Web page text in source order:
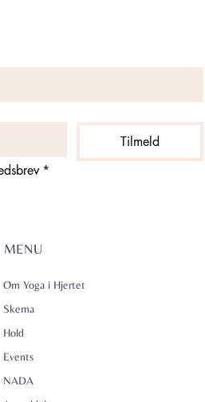
Tilmeld
*
MENU
Om Yoga i Hjertet
Skema
Hold
Events
NADA